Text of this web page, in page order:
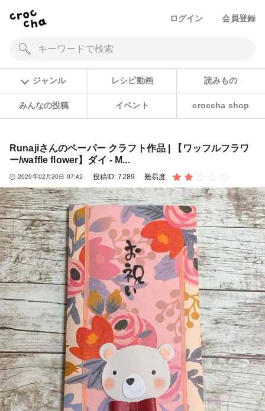
ログイン 会員登録
ジャンル レシピ動画 読みもの
みんなの投稿 イベント croccha shop
Runajiさんのペーパー クラフト作品 | 【ワッフルフラワ
ー/waffle flower】ダイ - M...
2020年02月20日 07:42 投稿ID:7289 難易度